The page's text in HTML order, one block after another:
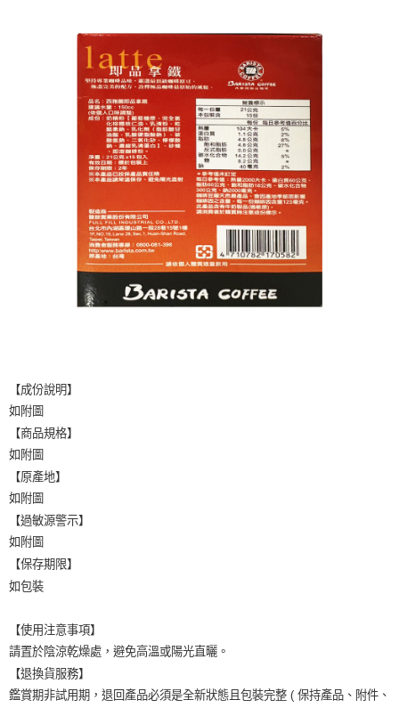
【成份說明】
如附圖
【商品規格】
如附圖
【原產地】
如附圖
【過敏源警示】
如附圖
【保存期限】
如包裝
【使用注意事項】
請置於陰涼乾燥處，避免高溫或陽光直曬。
【退換貨服務】
鑑賞期非試用期，退回產品必須是全新狀態且包裝完整 ( 保持產品、附件、